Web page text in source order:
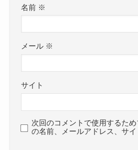
名前 ※
メール ※
サイト
次回のコメントで使用するた
の名前、メールアドレス、サイ